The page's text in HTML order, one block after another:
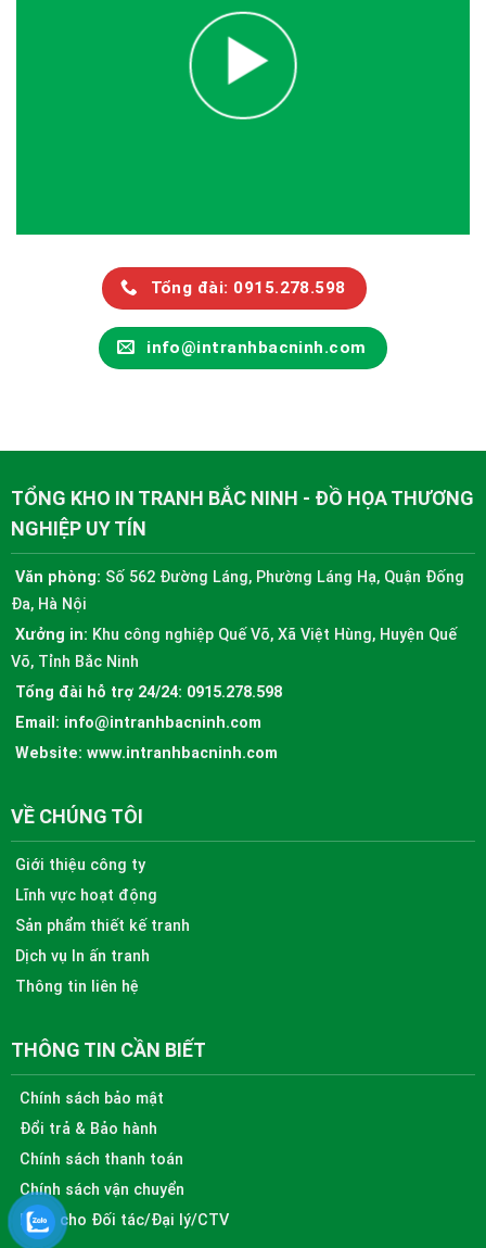
Tổng đài: 0915.278.598
info@intranhbacninh.com
TỔNG KHO IN TRANH BẮC NINH - ĐỒ HỌA THƯƠNG
NGHIỆP UY TÍN
Văn phòng: Số 562 Đường Láng, Phường Láng Hạ, Quận Đống
Đa, Hà Nội
Xưởng in: Khu công nghiệp Quế Võ, Xã Việt Hùng, Huyện Quế
Võ, Tỉnh Bắc Ninh
Tổng đài hỗ trợ 24/24: 0915.278.598
Email: info@intranhbacninh.com
Website: www.intranhbacninh.com
VỀ CHÚNG TÔI
Giới thiệu công ty
Lĩnh vực hoạt động
Sản phẩm thiết kế tranh
Dịch vụ In ấn tranh
Thông tin liên hệ
THÔNG TIN CẦN BIẾT
Chính sách bảo mật
Đổi trả & Bảo hành
Chính sách thanh toán
Chính sách vận chuyển
Dành cho Đối tác/Đại lý/CTV